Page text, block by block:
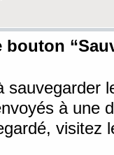
bouton
sauvegarder
à une
visitez